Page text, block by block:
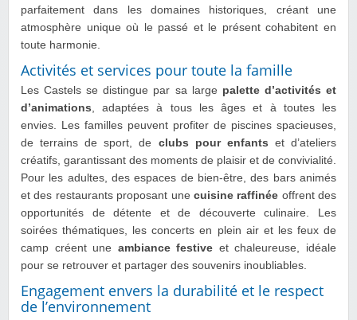
parfaitement dans les domaines historiques, créant une
atmosphère unique où le passé et le présent cohabitent en
toute harmonie.
Activités et services pour toute la famille
Les Castels se distingue par sa large palette d’activités et
d’animations, adaptées à tous les âges et à toutes les
envies. Les familles peuvent profiter de piscines spacieuses,
de terrains de sport, de clubs pour enfants et d’ateliers
créatifs, garantissant des moments de plaisir et de convivialité.
Pour les adultes, des espaces de bien-être, des bars animés
et des restaurants proposant une cuisine raffinée offrent des
opportunités de détente et de découverte culinaire. Les
soirées thématiques, les concerts en plein air et les feux de
camp créent une ambiance festive et chaleureuse, idéale
pour se retrouver et partager des souvenirs inoubliables.
Engagement envers la durabilité et le respect
de l’environnement